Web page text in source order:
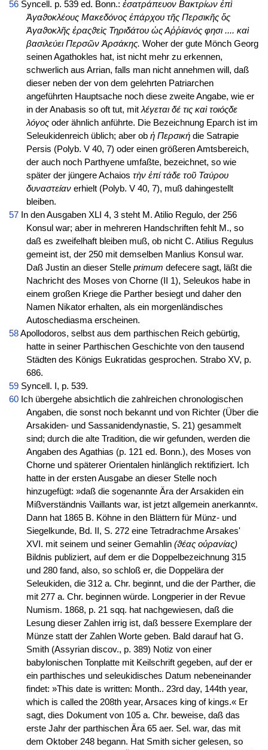
56Syncell. p. 539 ed. Bonn.: ἐσατράπευον Βακτρίων ἐπὶ
Ἀγαϑοκλέους Μακεδόνος ἐπάρχου τῆς Περσικῆς ὅς
Ἀγαϑοκλῆς ἐραςϑεὶς Τηριδάτου ὡς Αῤῥίανός φησι .... καὶ
βασιλεύει Περσῶν Ἀρσάκης. Woher der gute Mönch Georg
seinen Agathokles hat, ist nicht mehr zu erkennen,
schwerlich aus Arrian, falls man nicht annehmen will, daß
dieser neben der von dem gelehrten Patriarchen
angeführten Hauptsache noch diese zweite Angabe, wie er
in der Anabasis so oft tut, mitλέγεται δέ τις καὶ τοιόςδε
λόγοςoder ähnlich anführte. Die Bezeichnung Eparch ist im
Seleukidenreich üblich; aber ob ἡ Περσικήdie Satrapie
Persis (Polyb. V 40, 7) oder einen größeren Amtsbereich,
der auch noch Parthyene umfaßte, bezeichnet, so wie
später der jüngere Achaios τὴν ἐπί τάδε τοῦ Ταύρου
δυναστείανerhielt (Polyb. V 40, 7), muß dahingestellt
bleiben.
57In den Ausgaben XLI 4, 3 steht M. Atilio Regulo, der 256
Konsul war; aber in mehreren Handschriften fehlt M., so
daß es zweifelhaft bleiben muß, ob nicht C. Atilius Regulus
gemeint ist, der 250 mit demselben Manlius Konsul war.
Daß Justin an dieser Stelleprimum defecere sagt, läßt die
Nachricht des Moses von Chorne (II 1), Seleukos habe in
einem großen Kriege die Parther besiegt und daher den
Namen Nikator erhalten, als ein morgenländisches
Autoschediasma erscheinen.
58Apollodoros, selbst aus dem parthischen Reich gebürtig,
hatte in seiner Parthischen Geschichte von den tausend
Städten des Königs Eukratidas gesprochen. Strabo XV, p.
686.
59Syncell. I, p. 539.
60Ich übergehe absichtlich die zahlreichen chronologischen
Angaben, die sonst noch bekannt und von Richter (Über die
Arsakiden- und Sassanidendynastie, S. 21) gesammelt
sind; durch die alte Tradition, die wir gefunden, werden die
Angaben des Agathias (p. 121 ed. Bonn.), des Moses von
Chorne und späterer Orientalen hinlänglich rektifiziert. Ich
hatte in der ersten Ausgabe an dieser Stelle noch
hinzugefügt: »daß die sogenannte Ära der Arsakiden ein
Mißverständnis Vaillants war, ist jetzt allgemein anerkannt«.
Dann hat 1865 B. Köhne in den Blättern für Münz- und
Siegelkunde, Bd. II, S. 272 eine Tetradrachme Arsakes'
XVI. mit seinem und seiner Gemahlin (ϑέας οὐρανίας)
Bildnis publiziert, auf dem er die Doppelbezeichnung 315
und 280 fand, also, so schloß er, die Doppelära der
Seleukiden, die 312 a. Chr. beginnt, und die der Parther, die
mit 277 a. Chr. beginnen würde. Longperier in der Revue
Numism. 1868, p. 21 sqq. hat nachgewiesen, daß die
Lesung dieser Zahlen irrig ist, daß bessere Exemplare der
Münze statt der Zahlen Worte geben. Bald darauf hat G.
Smith (Assyrian discov., p. 389) Notiz von einer
babylonischen Tonplatte mit Keilschrift gegeben, auf der er
ein parthisches und seleukidisches Datum nebeneinander
findet: »This date is written: Month.. 23rd day, 144th year,
which is called the 208th year, Arsaces king of kings.« Er
sagt, dies Dokument von 105 a. Chr. beweise, daß das
erste Jahr der parthischen Ära 65 aer. Sel. war, das mit
dem Oktober 248 begann. Hat Smith sicher gelesen, so